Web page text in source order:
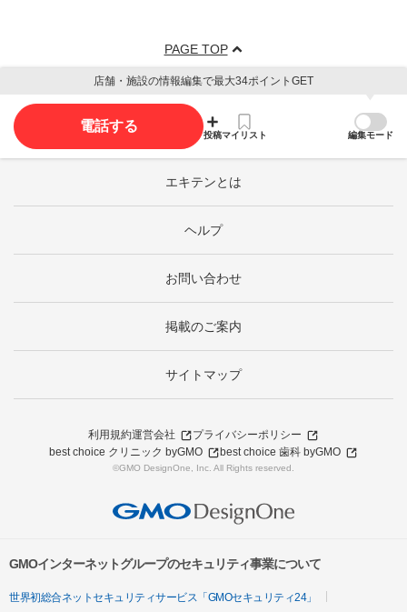
PAGE TOP
店舗・施設の情報編集で最大34ポイントGET
電話する
投稿マイリスト 編集モード
エキテンとは
ヘルプ
お問い合わせ
掲載のご案内
サイトマップ
利用規約運営会社
プライバシーポリシー
best choice クリニック byGMO
best choice 歯科 byGMO
©GMO DesignOne, Inc. All Rights reserved.
GMOインターネットグループのセキュリティ事業について
世界初総合ネットセキュリティサービス「GMOセキュリティ24」